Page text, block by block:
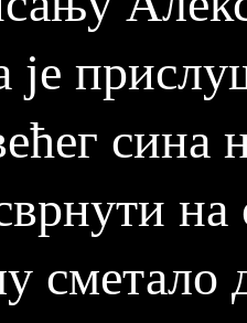
је
на
сметало